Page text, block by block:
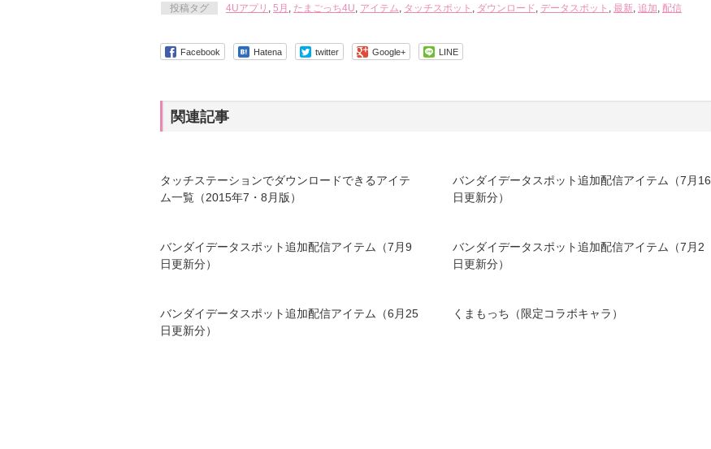
投稿タグ 4Uアプリ , 5月 , たまごっち4U, アイテム, タッチスポット , ダウンロード, データスポット , 最新, 追加, 配信
Facebook Hatena twitter Google+ LINE
関連記事
タッチステーションでダウンロードできるアイテ
ム一覧（2015年7・8月版）
バンダイデータスポット追加配信アイテム（7月16
日更新分）
バンダイデータスポット追加配信アイテム（7月9
日更新分）
バンダイデータスポット追加配信アイテム（7月2
日更新分）
バンダイデータスポット追加配信アイテム（6月25
日更新分）
くまもっち（限定コラボキャラ）